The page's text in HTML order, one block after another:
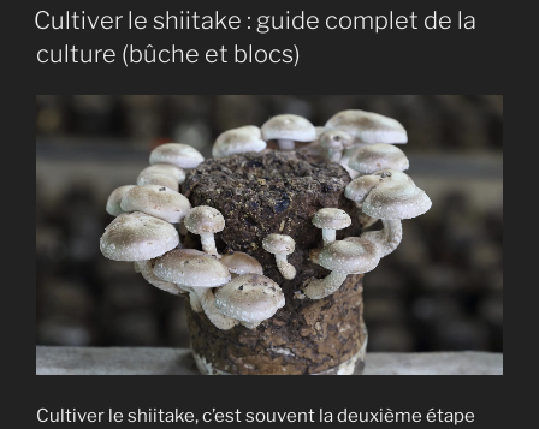
Cultiver le shiitake : guide complet de la
culture (bûche et blocs)
Cultiver le shiitake, c’est souvent la deuxième étape